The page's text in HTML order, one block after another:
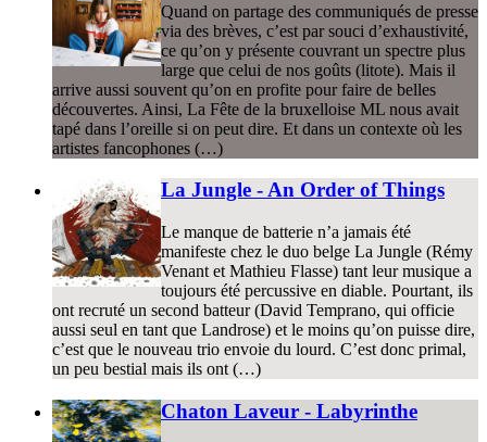
Quand on partage des communiqués de presse
via des brèves, c’est par souci d’exhaustivité,
ce qu’on y présente couvrant un spectre plus
large que celui de nos goûts (litote). Mais il
arrive aussi souvent qu’on en profite pour faire de belles
découvertes. Ainsi, La Fête de la bruxelloise ML nous avait
tapé dans l’oreille si on peut dire. Et dans un contexte où les
artistes fancophones (…)
La Jungle - An Order of Things
Le manque de batterie n’a jamais été
manifeste chez le duo belge La Jungle (Rémy
Venant et Mathieu Flasse) tant leur musique a
toujours été percussive en diable. Pourtant, ils
ont recruté un second batteur (David Temprano, qui officie
aussi seul en tant que Landrose) et le moins qu’on puisse dire,
c’est que le nouveau trio envoie du lourd. C’est donc primal,
un peu bestial mais ils ont (…)
Chaton Laveur - Labyrinthe